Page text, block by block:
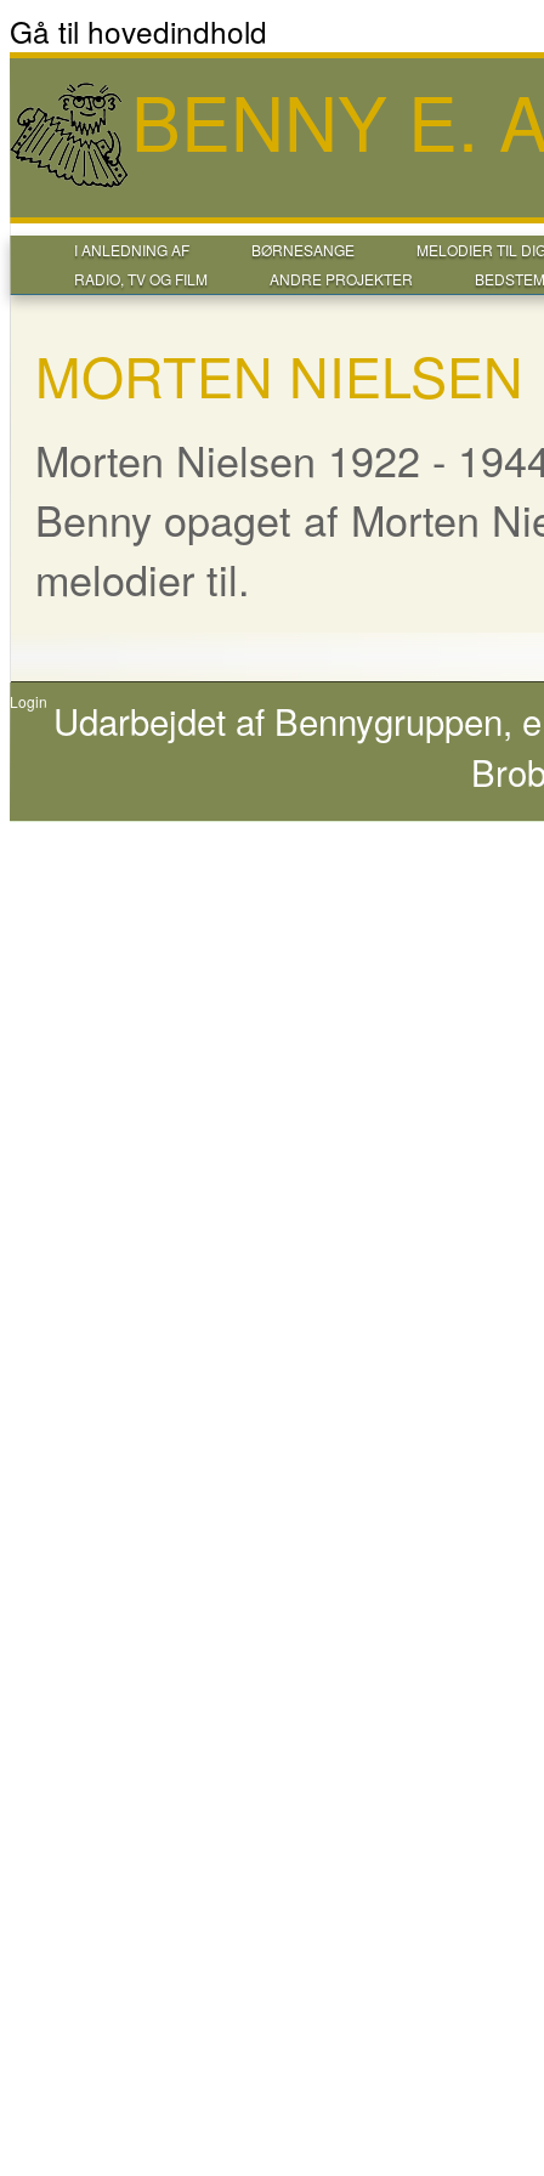
Gå til hovedindhold
BENNY E.
I ANLEDNING AF BØRNESANGE
MELODIER TIL
RADIO, TV OG FILM
ANDRE PROJEKTER
MORTEN NIELSEN
Morten Nielsen 1922 -
Benny opaget af Morten
melodier til.
Login Udarbejdet af Bennygruppen,